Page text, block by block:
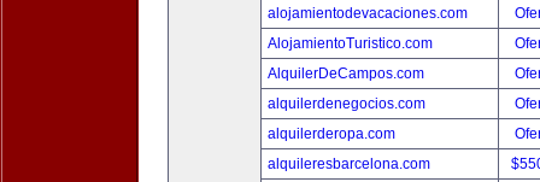
alojamientodevacaciones.com
AlojamientoTuristico.com
AlquilerDeCampos.com
alquilerdenegocios.com
alquilerderopa.com
alquileresbarcelona.com